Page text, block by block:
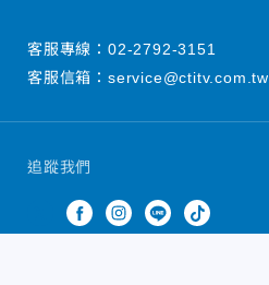
追蹤我們
客服專線： 02-2792-3151
客服信箱： service@ctitv.com.tw